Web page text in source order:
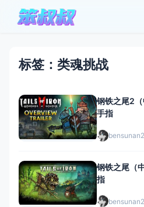
标签：类魂挑战
钢铁之尾2
手指
bensunan
钢铁之尾（
指
bensunan